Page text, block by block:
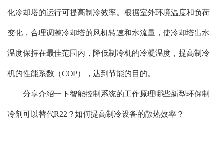
化冷却塔的运行可提高制冷效率。根据室外环境温度和负荷
变化，合理调整冷却塔的风机转速和水流量，使冷却塔出水
温度保持在最佳范围内，降低制冷机的冷凝温度，提高制冷
机的性能系数（COP），达到节能的目的。
分享介绍一下智能控制系统的工作原理哪些新型环保制
冷剂可以替代R22？如何提高制冷设备的散热效率？